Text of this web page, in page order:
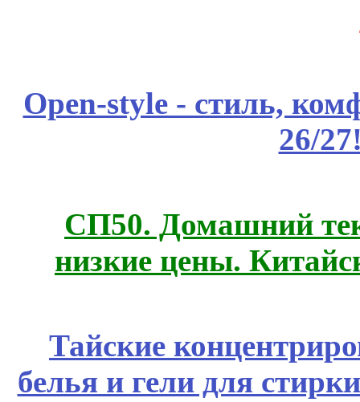
Open-style - стиль,
26/
СП50. Домашний
низкие цены.
Тайские
белья и гели для